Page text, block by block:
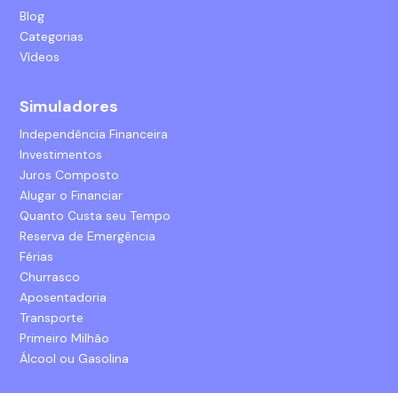
Blog
Categorias
Vídeos
Simuladores
Independência Financeira
Investimentos
Juros Composto
Alugar o Financiar
Quanto Custa seu Tempo
Reserva de Emergência
Férias
Churrasco
Aposentadoria
Transporte
Primeiro Milhão
Álcool ou Gasolina